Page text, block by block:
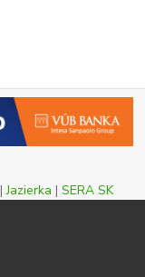
|Jazierka | SERA SK